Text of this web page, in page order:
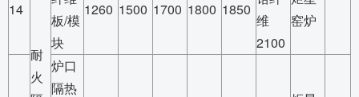
14
耐
火
板/模
块
1260 1500 1700 1800 1850
维
2100
窑炉
炉口
隔热